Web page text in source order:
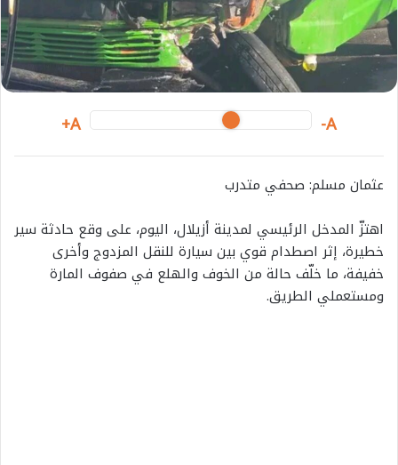
i
A-
A+
عثمان مسلم: صحفي متدرب
اهتزّ المدخل الرئيسي لمدينة أزيلال، اليوم، على وقع حادثة سير
خطيرة، إثر اصطدام قوي بين سيارة للنقل المزدوج وأخرى
خفيفة، ما خلّف حالة من الخوف والهلع في صفوف المارة
ومستعملي الطريق.